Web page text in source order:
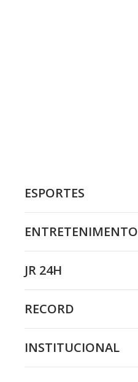
ESPORTES
ENTRETENIMENTO
JR 24H
RECORD
INSTITUCIONAL